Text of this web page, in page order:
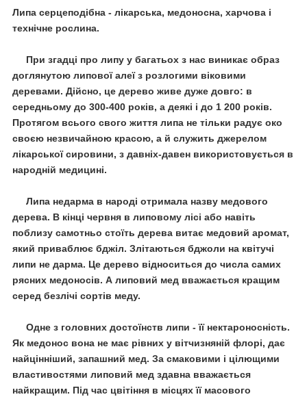
Липа серцеподібна - лікарська, медоносна, харчова і
технічне рослина.
При згадці про липу у багатьох з нас виникає образ
доглянутою липової алеї з розлогими віковими
деревами. Дійсно, це дерево живе дуже довго: в
середньому до 300-400 років, а деякі і до 1 200 років.
Протягом всього свого життя липа не тільки радує око
своєю незвичайною красою, а й служить джерелом
лікарської сировини, з давніх-давен використовується в
народній медицині.
Липа недарма в народі отримала назву медового
дерева. В кінці червня в липовому лісі або навіть
поблизу самотньо стоїть дерева витає медовий аромат,
який приваблює бджіл. Злітаються бджоли на квітучі
липи не дарма. Це дерево відноситься до числа самих
рясних медоносів. А липовий мед вважається кращим
серед безлічі сортів меду.
Одне з головних достоїнств липи - її нектароносність.
Як медонос вона не має рівних у вітчизняній флорі, дає
найцінніший, запашний мед. За смаковими і цілющими
властивостями липовий мед здавна вважається
найкращим. Під час цвітіння в місцях її масового